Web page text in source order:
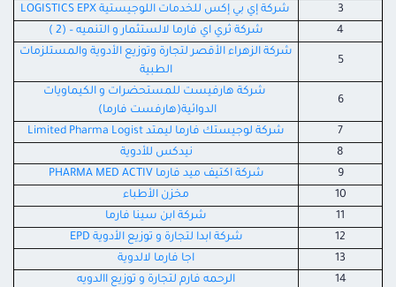
3
شركة إي بي إكس للخدمات اللوجيستية LOGISTICS EPX
4
شركة ثري اي فارما لالستثمار و التنميه – (2 )
5
شركة الزهراء الأقصر لتجارة وتوزيع الأدوية والمستلزمات
الطبية
6
شركة هارفيست للمستحضرات و الكيماويات
الدوائية(هارفست فارما)
7
شركة لوجيستك فارما ليمتد Limited Pharma Logist
8
نيدكس للأدوية
9
شركة اكتيف ميد فارما PHARMA MED ACTIV
10
مخزن الأطباء
11
شركة ابن سينا فارما
12
شركة ابدا لتجارة و توزيع الأدوية EPD
13
اجا فارما لالدوية
14
الرحمه فارم لتجارة و توزيع االدويه